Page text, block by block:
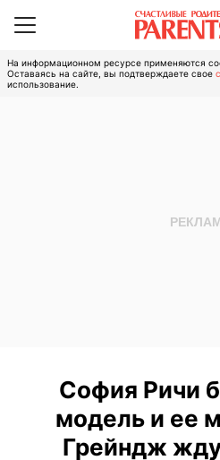
На информационном ресурсе применяются
Оставаясь на сайте, вы подтверждаете свое
использование.
София Ричи
модель и ее
Грейндж